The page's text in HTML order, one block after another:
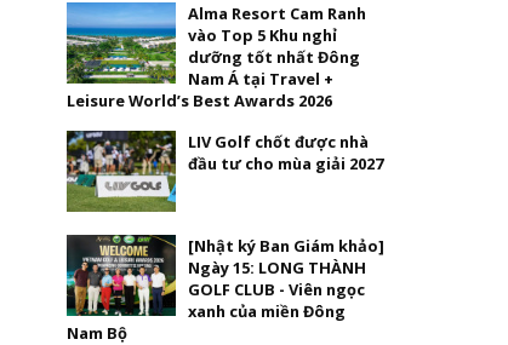
Alma Resort Cam Ranh
vào Top 5 Khu nghỉ
dưỡng tốt nhất Đông
Nam Á tại Travel +
Leisure World’s Best Awards 2026
LIV Golf chốt được nhà
đầu tư cho mùa giải 2027
[Nhật ký Ban Giám khảo]
Ngày 15: LONG THÀNH
GOLF CLUB - Viên ngọc
xanh của miền Đông
Nam Bộ